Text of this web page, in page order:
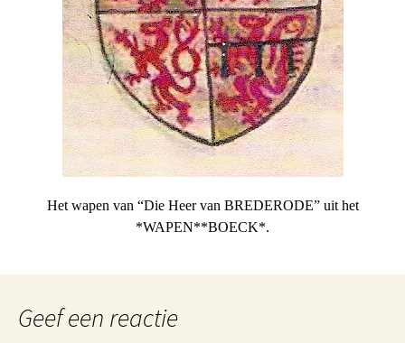
Het wapen van “Die Heer van BREDERODE” uit het
*WAPEN**BOECK*.
Geef een reactie